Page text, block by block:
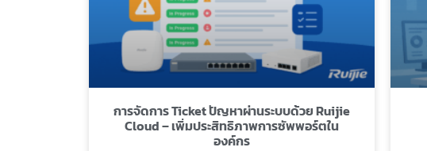
การจัดการ Ticket ปัญหาผ่านระบบด้วย Ruijie
Cloud – เพิ่มประสิทธิภาพการซัพพอร์ตใน
องค์กร